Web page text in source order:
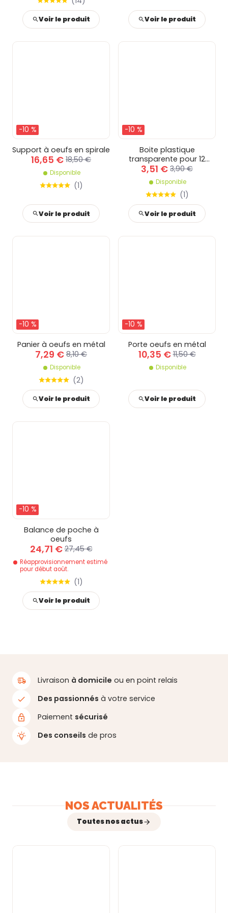
Voir le produit Voir le produit
-10 %
Support à oeufs en spirale
16,65 € 18,50 €
Disponible
(1)
Voir le produit
-10 %
Boite plastique
transparente pour 12
œufs avec poignée
3,51 € 3,90 €
Disponible
(1)
Voir le produit
-10 %
Panier à oeufs en métal
7,29 € 8,10 €
Disponible
(2)
Voir le produit
-10 %
Porte oeufs en métal
10,35 € 11,50 €
Disponible
Voir le produit
-10 %
Balance de poche à
oeufs
24,71 € 27,45 €
Réapprovisionnement estimé
pour début août.
(1)
Voir le produit
Livraison à domicile ou en point relais
Des passionnés à votre service
Paiement sécurisé
Des conseils de pros
NOS ACTUALITÉS
Toutes nos actus